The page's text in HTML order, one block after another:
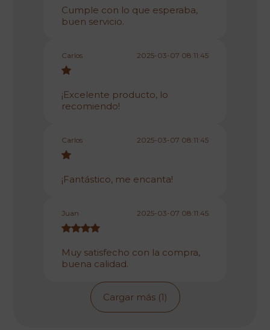
Cumple con lo que esperaba,
buen servicio.
Carlos 2025-03-07 08:11:45
¡Excelente producto, lo
recomiendo!
Carlos 2025-03-07 08:11:45
¡Fantástico, me encanta!
Juan 2025-03-07 08:11:45
Muy satisfecho con la compra,
buena calidad.
Cargar más (1)